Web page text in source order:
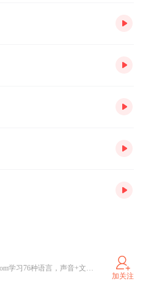
小语种口语网 网址tukkk.com学习76种语言，声音+文本，每个句子都伴有音频，欧洲语言 亚洲语言，非洲语言。纽约英语口语网 网址ny-yy.com 由美国播音员朗读。每个句子都伴有音频。请联系我孙强
加关注